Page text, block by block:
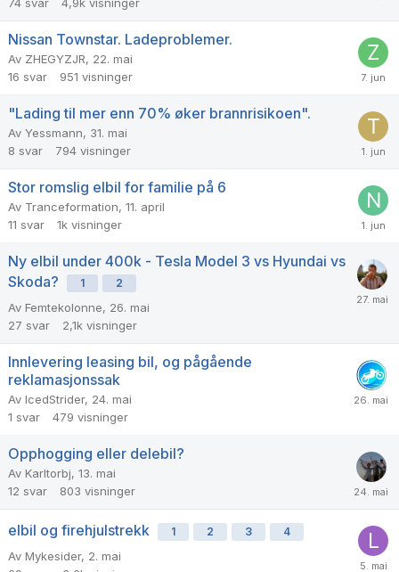
Nissan Townstar. Ladeproblemer.
Av ZHEGYZJR, 22. mai
16 svar 951 visninger
"Lading til mer enn 70% øker brannrisikoen".
Av Yessmann, 31. mai
8 svar 794 visninger
Stor romslig elbil for familie på 6
Av Tranceformation, 11. april
11 svar 1k visninger
Ny elbil under 400k - Tesla Model 3 vs Hyundai vs
Skoda?
1 2
Av Femtekolonne, 26. mai
27 svar 2,1k visninger
Innlevering leasing bil, og pågående
reklamasjonssak
Av IcedStrider, 24. mai
1 svar 479 visninger
Opphogging eller delebil?
Av Karltorbj, 13. mai
12 svar 803 visninger
elbil og firehjulstrekk 1 2 3 4
Av Mykesider, 2. mai